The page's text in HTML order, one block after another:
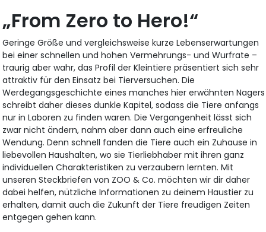
„From Zero to Hero!“
Geringe Größe und vergleichsweise kurze Lebenserwartungen
bei einer schnellen und hohen Vermehrungs- und Wurfrate –
traurig aber wahr, das Profil der Kleintiere präsentiert sich sehr
attraktiv für den Einsatz bei Tierversuchen. Die
Werdegangsgeschichte eines manches hier erwähnten Nagers
schreibt daher dieses dunkle Kapitel, sodass die Tiere anfangs
nur in Laboren zu finden waren. Die Vergangenheit lässt sich
zwar nicht ändern, nahm aber dann auch eine erfreuliche
Wendung. Denn schnell fanden die Tiere auch ein Zuhause in
liebevollen Haushalten, wo sie Tierliebhaber mit ihren ganz
individuellen Charakteristiken zu verzaubern lernten. Mit
unseren Steckbriefen von ZOO & Co. möchten wir dir daher
dabei helfen, nützliche Informationen zu deinem Haustier zu
erhalten, damit auch die Zukunft der Tiere freudigen Zeiten
entgegen gehen kann.